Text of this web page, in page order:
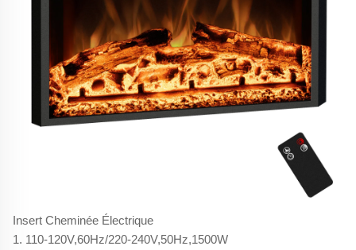
Insert Cheminée Électrique
1. 110-120V,60Hz/220-240V,50Hz,1500W